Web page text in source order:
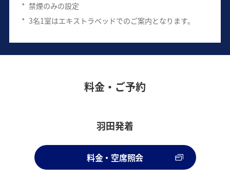
* 禁煙のみの設定
* 3名1室はエキストラベッドでのご案内となります。
料金・ご予約
羽田発着
料金・空席照会